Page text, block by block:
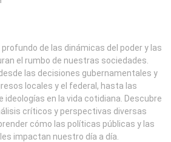
de las dinámicas del poder y las
el rumbo de nuestras sociedades.
las decisiones gubernamentales y
locales y el federal, hasta las
ideologías en la vida cotidiana. Descubre
críticos y perspectivas diversas
cómo las políticas públicas y las
impactan nuestro día a día.